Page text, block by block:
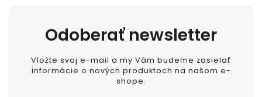
Odoberať newsletter
Vložte svoj e-mail a my Vám budeme zasielať
informácie o nových produktoch na našom e-
shope.